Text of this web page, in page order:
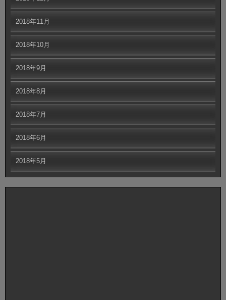
2018年11月
2018年10月
2018年9月
2018年8月
2018年7月
2018年6月
2018年5月